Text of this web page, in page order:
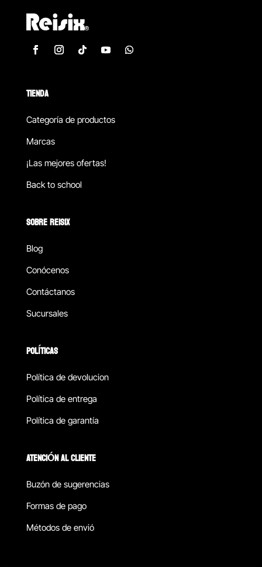
TIENDA
Categoría de productos
Marcas
¡Las mejores ofertas!
Back to school
SOBRE REISIX
Blog
Conócenos
Contáctanos
Sucursales
POLÍTICAS
Política de devolucion
Política de entrega
Política de garantía
ATENCIÓN AL CLIENTE
Buzón de sugerencias
Formas de pago
Métodos de envió